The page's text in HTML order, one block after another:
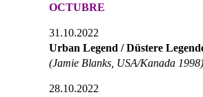
OCTUBRE
31.10.2022
Urban Legend / Düstere
(Jamie Blanks, USA/Kanada 1998)
28.10.2022